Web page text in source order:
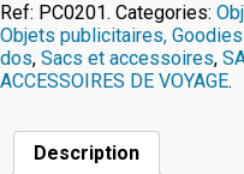
Ref: PC0201. Categories:
Objets publicitaires,
dos, Sacs et accessoires,
ACCESSOIRES DE VOYAGE.
Description